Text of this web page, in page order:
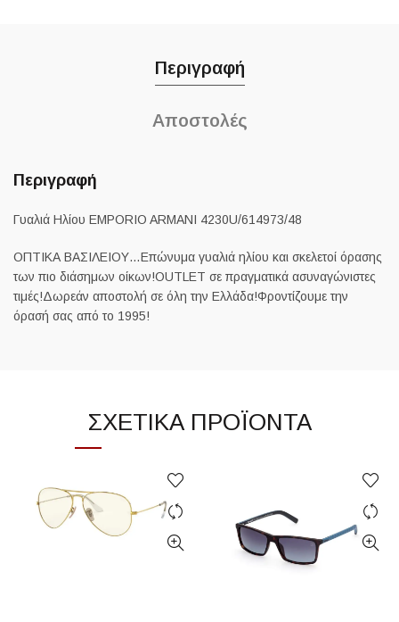
Περιγραφή
Αποστολές
Περιγραφή
Γυαλιά Ηλίου EMPORIO ARMANI 4230U/614973/48
ΟΠΤΙΚΑ ΒΑΣΙΛΕΙΟΥ…Επώνυμα γυαλιά ηλίου και σκελετοί όρασης
των πιο διάσημων οίκων!OUTLET σε πραγματικά ασυναγώνιστες
τιμές!Δωρεάν αποστολή σε όλη την Ελλάδα!Φροντίζουμε την
όρασή σας από το 1995!
ΣΧΕΤΙΚΆ ΠΡΟΪΌΝΤΑ